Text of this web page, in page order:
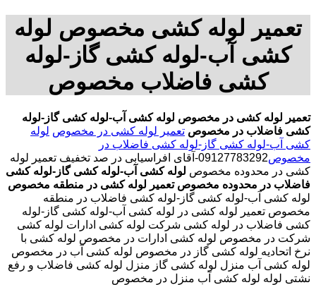
تعمیر لوله کشی مخصوص لوله
کشی آب-لوله کشی گاز-لوله
کشی فاضلاب مخصوص
تعمیر لوله کشی در مخصوص لوله کشی آب-لوله کشی گاز-لوله
کشی فاضلاب در مخصوص تعمیر لوله کشی در مخصوص لوله
کشی آب-لوله کشی گاز-لوله کشی فاضلاب در
مخصوص
09127783292-آقای افراسیابی در صد تخفیف تعمیر لوله
کشی در محدوده مخصوص لوله کشی آب-لوله کشی گاز-لوله کشی
فاضلاب در محدوده مخصوص تعمیر لوله کشی در منطقه مخصوص
لوله کشی آب-لوله کشی گاز-لوله کشی فاضلاب در منطقه
مخصوص تعمیر لوله کشی در لوله کشی آب-لوله کشی گاز-لوله
کشی فاضلاب در لوله کشی شرکت لوله کشی ادارات لوله کشی
شرکت در مخصوص لوله کشی ادارات در مخصوص لوله کشی با
نرخ اتحادیه لوله کشی گاز در مخصوص لوله کشی آب در مخصوص
لوله کشی آب منزل لوله کشی گاز منزل لوله کشی فاضلاب و رفع
نشتی لوله لوله کشی آب منزل در مخصوص